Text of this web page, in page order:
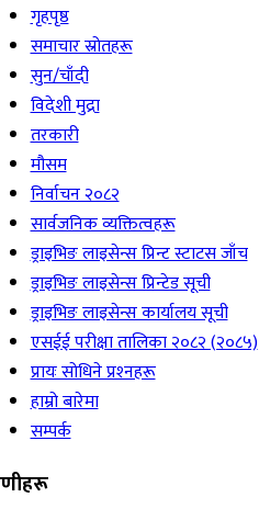
गृहपृष्ठ
समाचार स्रोतहरू
सुन/चाँदी
विदेशी मुद्रा
तरकारी
मौसम
निर्वाचन २०८२
सार्वजनिक व्यक्तित्वहरू
ड्राइभिङ लाइसेन्स प्रिन्ट स्टाटस जाँच
ड्राइभिङ लाइसेन्स प्रिन्टेड सूची
ड्राइभिङ लाइसेन्स कार्यालय सूची
एसईई परीक्षा तालिका २०८२ (२०८५)
प्रायः सोधिने प्रश्‍नहरू
हाम्रो बारेमा
सम्पर्क